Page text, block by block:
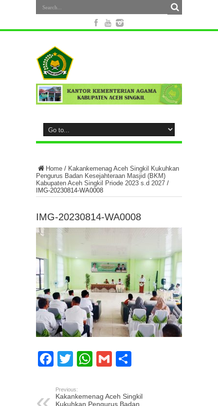
Home / Kakankemenag Aceh Singkil Kukuhkan
Pengurus Badan Kesejahteraan Masjid (BKM)
Kabupaten Aceh Singkil Priode 2023 s.d 2027 /
IMG-20230814-WA0008
IMG-20230814-WA0008
Facebook
TwitterWhatsApp
Gmail
Previous:
Kakankemenag Aceh Singkil
Kukuhkan Pengurus Badan